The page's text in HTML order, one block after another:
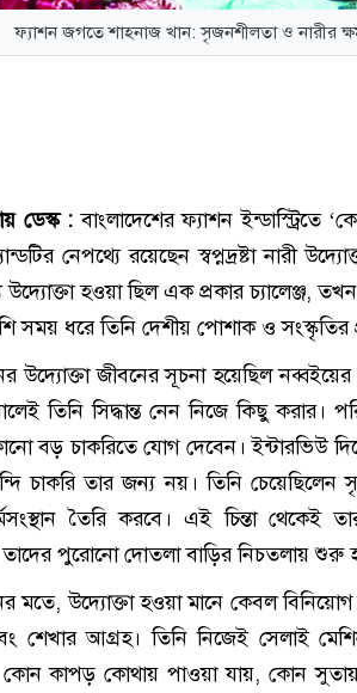
ফ্যাশন জগতে শাহনাজ খান: সৃজনশীলতা ও নারীর
ডেস্ক :বাংলাদেশের ফ্যাশন ইন্ডাস্ট্রিতে
নেপথ্যে রয়েছেন স্বপ্নদ্রষ্টা নারী
উদ্যোক্তা হওয়া ছিল এক প্রকার চ্যালেঞ্জ,
সময় ধরে তিনি দেশীয় পোশাক ও সংস্কৃতির
উদ্যোক্তা জীবনের সূচনা হয়েছিল
তিনি সিদ্ধান্ত নেন নিজে কিছু করার।
বড় চাকরিতে যোগ দেবেন। ইন্টারভিউ
চাকরি তার জন্য নয়। তিনি
তৈরি করবে। এই চিন্তা থেকেই
পুরোনো দোতলা বাড়ির নিচতলায় শুরু
মতে, উদ্যোক্তা হওয়া মানে কেবল
শেখার আগ্রহ। তিনি নিজেই সেলাই
কোন কাপড় কোথায় পাওয়া যায়, কোন